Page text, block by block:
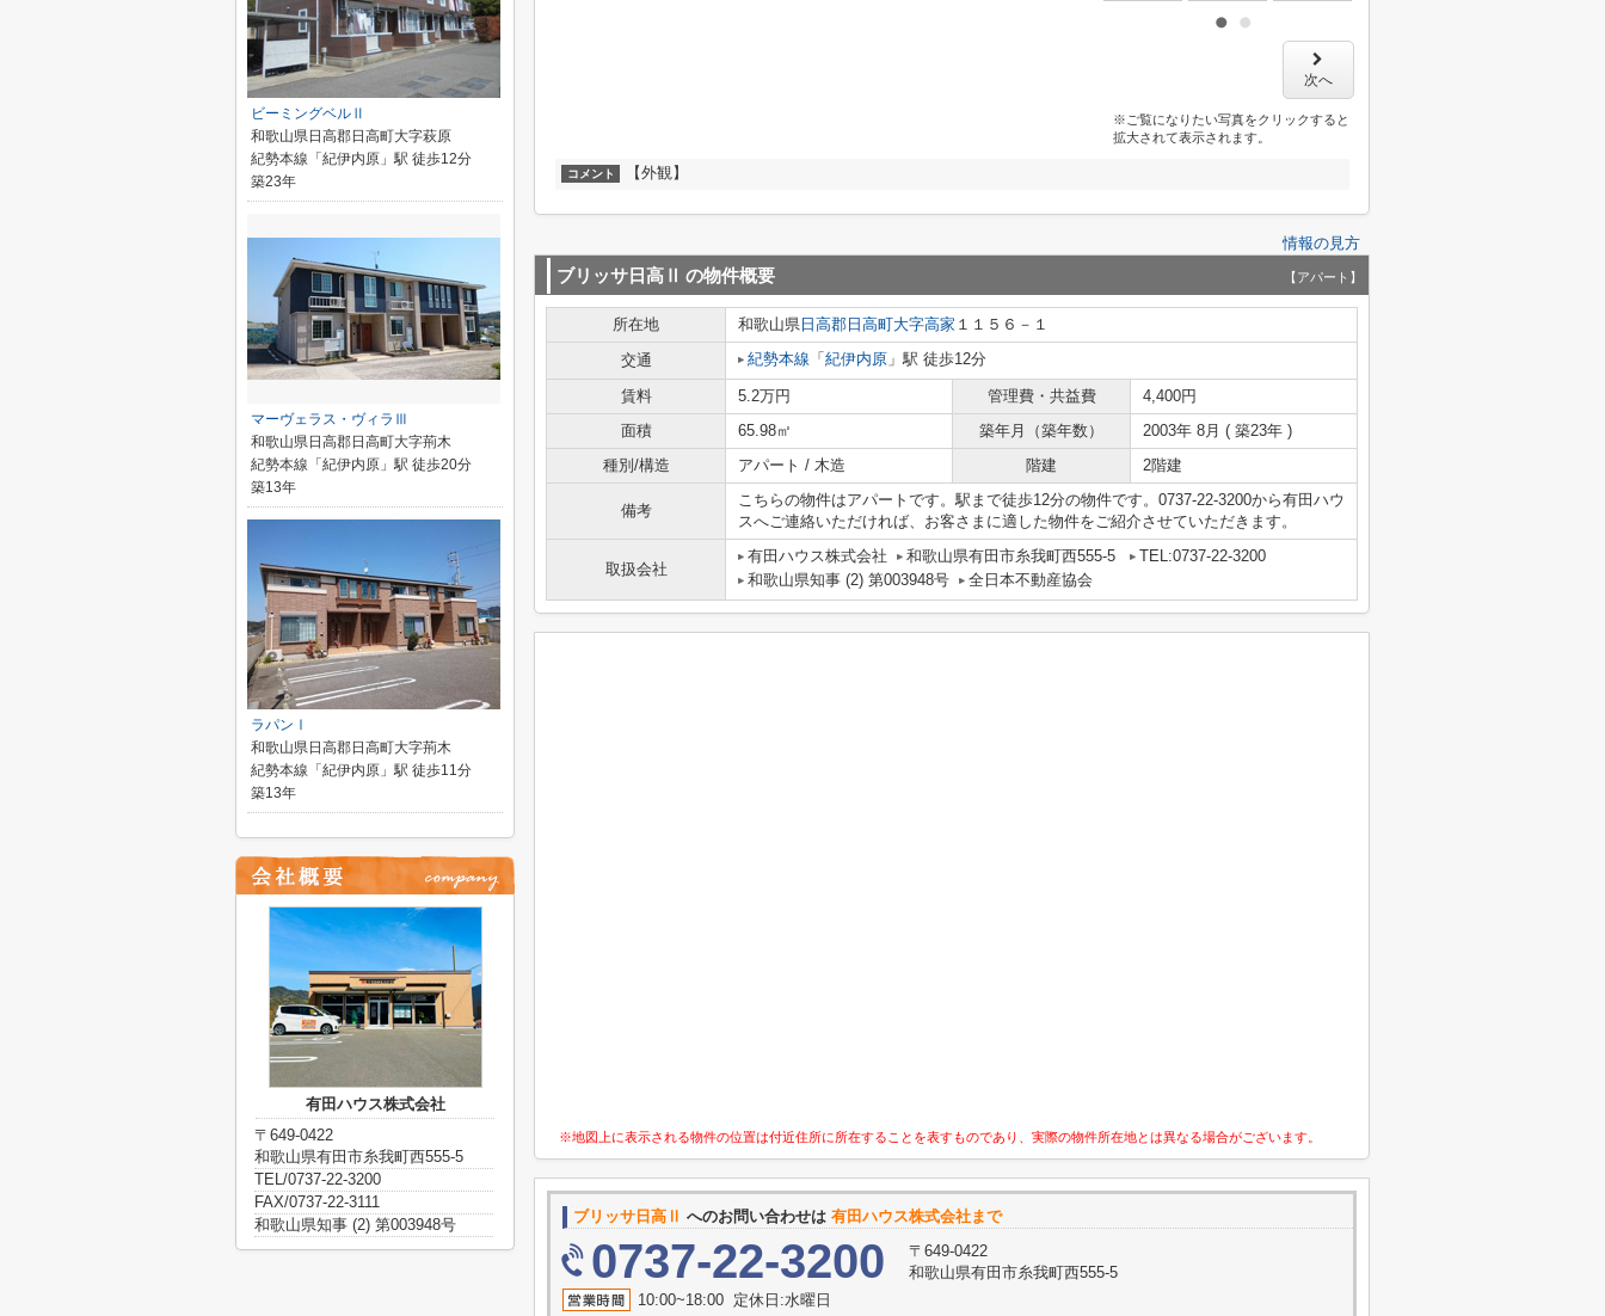
次へ
※ご覧になりたい写真をクリックすると
拡大されて表示されます。
コメント 【外観】
情報の見方
ブリッサ日高Ⅱ の物件概要 【アパート】
所在地 和歌山県 日高郡日高町大字高家 １１５６－１
交通
紀勢本線 「 紀伊内原 」駅 徒歩12分
賃料 5.2万円 管理費・共益費
4,400円
面積
65.98㎡ 築年月（築年数）
2003年 8月 ( 築23年 )
種別/構造
アパート / 木造 階建 2階建
備考
こちらの物件はアパートです。駅まで徒歩12分の物件です。0737-22-3200から有田ハウ
スへご連絡いただければ、お客さまに適した物件をご紹介させていただきます。
取扱会社
有田ハウス株式会社 和歌山県有田市糸我町西555-5
TEL:0737-22-3200
和歌山県知事 (2) 第003948号
全日本不動産協会
※地図上に表示される物件の位置は付近住所に所在することを表すものであり、実際の物件所在地とは異なる場合がございます。
ブリッサ日高Ⅱ へのお問い合わせは 有田ハウス株式会社まで
0737-22-3200
〒649-0422
和歌山県有田市糸我町西555-5
10:00~18:00 定休日:水曜日
ビーミングベルⅡ
和歌山県日高郡日高町大字萩原
紀勢本線「紀伊内原」駅 徒歩12分
築23年
マーヴェラス・ヴィラⅢ
和歌山県日高郡日高町大字荊木
紀勢本線「紀伊内原」駅 徒歩20分
築13年
ラパンⅠ
和歌山県日高郡日高町大字荊木
紀勢本線「紀伊内原」駅 徒歩11分
築13年
有田ハウス株式会社
〒649-0422
和歌山県有田市糸我町西555-5
TEL/0737-22-3200
FAX/0737-22-3111
和歌山県知事 (2) 第003948号